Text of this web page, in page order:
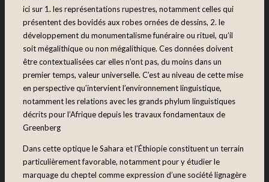
ici sur 1. les représentations rupestres, notamment celles qui
présentent des bovidés aux robes ornées de dessins, 2. le
développement du monumentalisme funéraire ou rituel, qu’il
soit mégalithique ou non mégalithique. Ces données doivent
être contextualisées car elles n’ont pas, du moins dans un
premier temps, valeur universelle. C’est au niveau de cette mise
en perspective qu’intervient l’environnement linguistique,
notamment les relations avec les grands phylum linguistiques
décrits pour l’Afrique depuis les travaux fondamentaux de
Greenberg
Dans cette optique le Sahara et l’Éthiopie constituent un terrain
particulièrement favorable, notamment pour y étudier le
marquage du cheptel comme expression d’une société lignagère